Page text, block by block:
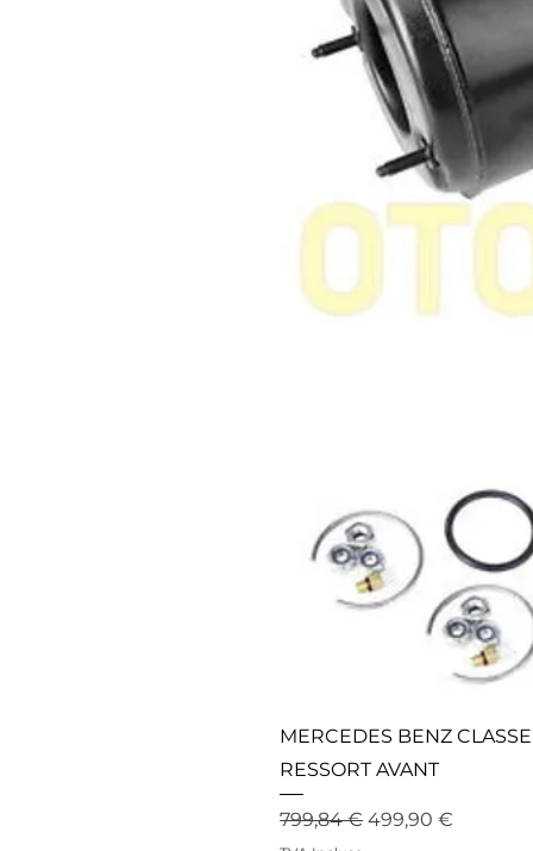
MERCEDES BENZ
RESSORT AVANT
Prix original
799,84 € Prix
499,90 €